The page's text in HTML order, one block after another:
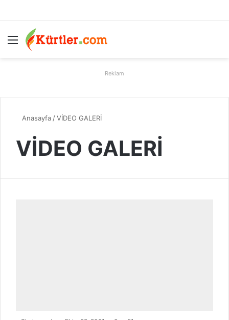
Menü
Reklam
Anasayfa /VİDEO GALERİ
VİDEO GALERİ